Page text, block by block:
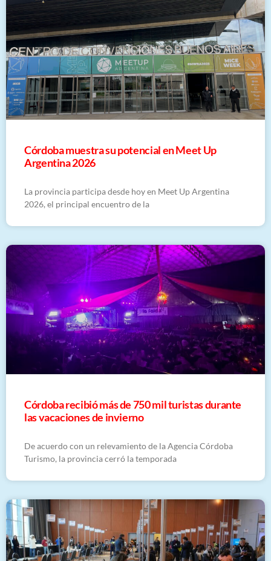
Córdoba muestra su potencial en Meet Up
Argentina 2026
La provincia participa desde hoy en Meet Up Argentina
2026, el principal encuentro de la
Córdoba recibió más de 750 mil turistas durante
las vacaciones de invierno
De acuerdo con un relevamiento de la Agencia Córdoba
Turismo, la provincia cerró la temporada